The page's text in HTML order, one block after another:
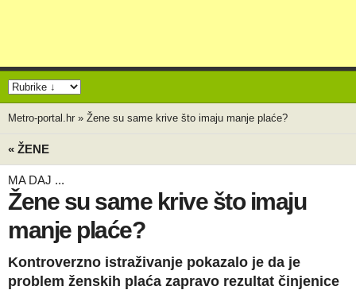
Metro-portal.hr » Žene su same krive što imaju manje plaće?
« ŽENE
MA DAJ ...
Žene su same krive što imaju
manje plaće?
Kontroverzno istraživanje pokazalo je da je
problem ženskih plaća zapravo rezultat činjenice